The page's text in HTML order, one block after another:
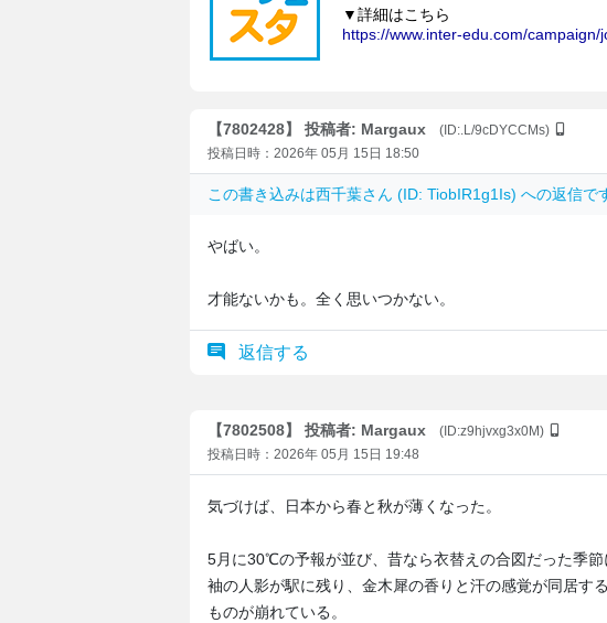
【7802428】 投稿者: Margaux
(ID:.L/9cDYCCMs)
投稿日時：2026年 05月 15日 18:50
この書き込みは西千葉さん (ID: TiobIR1g1Is) への返信で
やばい。
才能ないかも。全く思いつかない。
返信する
【7802508】 投稿者: Margaux
(ID:z9hjvxg3x0M)
投稿日時：2026年 05月 15日 19:48
気づけば、日本から春と秋が薄くなった。
5月に30℃の予報が並び、昔なら衣替えの合図だった季
袖の人影が駅に残り、金木犀の香りと汗の感覚が同居す
ものが崩れている。